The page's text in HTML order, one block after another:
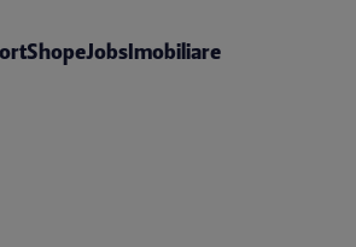
ShopeJobsImobiliare